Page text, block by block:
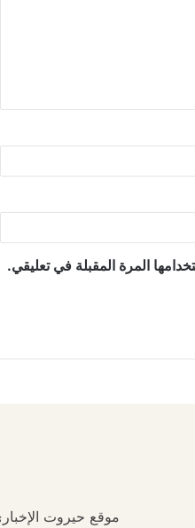
المرة المقبلة في تعليقي.
موقع حيروت